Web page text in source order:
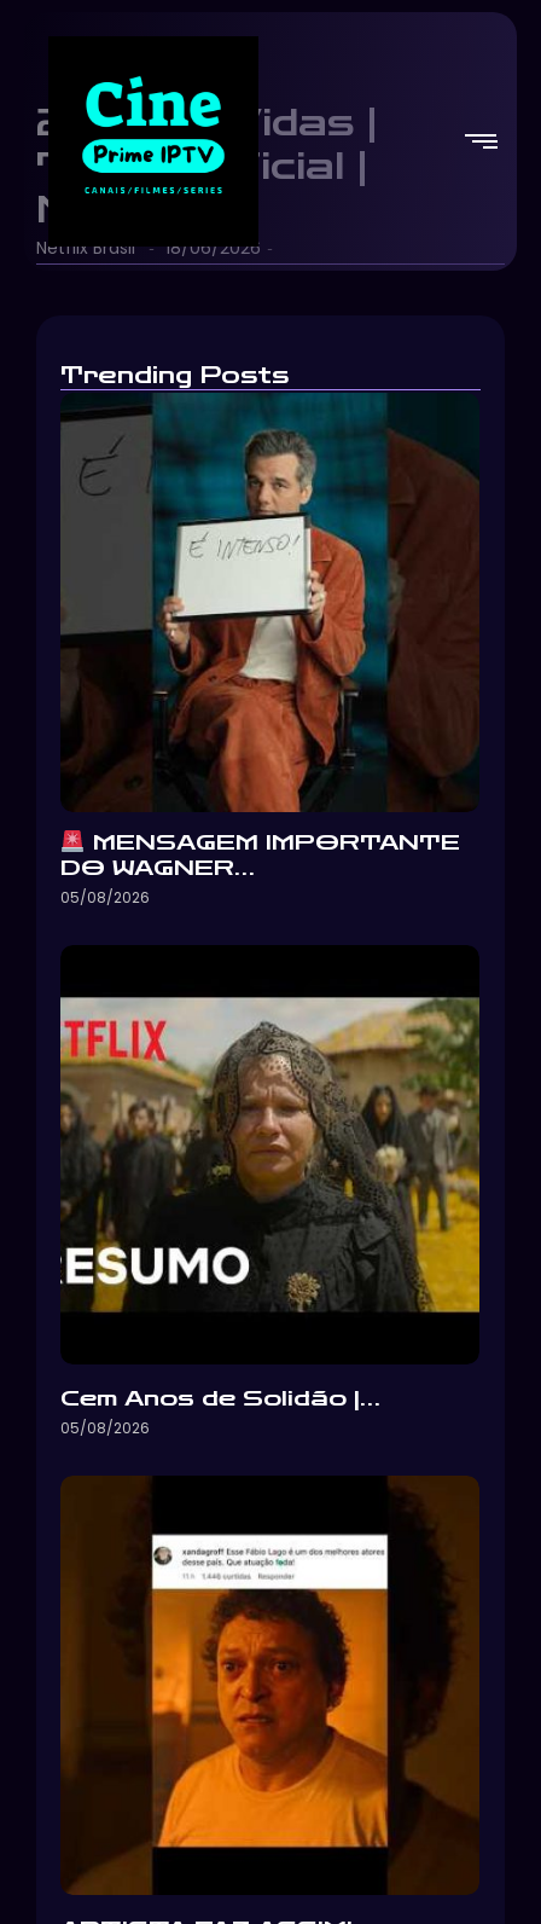
23.000 Vidas |
Trailer oficial |
Netflix
Netflix Brasil - 18/06/2026 -
Trending Posts
MENSAGEM IMPORTANTE
DO WAGNER…
05/08/2026
Cem Anos de Solidão |…
05/08/2026